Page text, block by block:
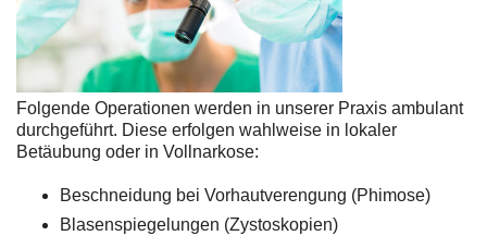
Folgende Operationen werden in unserer Praxis ambulant
durchgeführt. Diese erfolgen wahlweise in lokaler
Betäubung oder in Vollnarkose:
Beschneidung bei Vorhautverengung (Phimose)
Blasenspiegelungen (Zystoskopien)